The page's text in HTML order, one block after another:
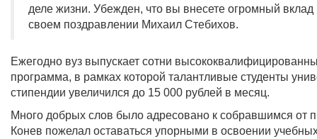
деле жизни. Убежден, что вы внесете огромный
своем поздравлении Михаил Стебихов.
Ежегодно вуз выпускает сотни
программа, в рамках которой талантливые студенты
стипендии увеличился до 15 000 рублей в месяц.
Много добрых слов было адресовано к собравшимся
Конев пожелал оставаться упорными в освоении